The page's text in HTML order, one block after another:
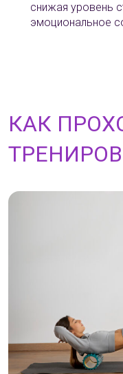
снижая уровень
эмоциональное
КАК